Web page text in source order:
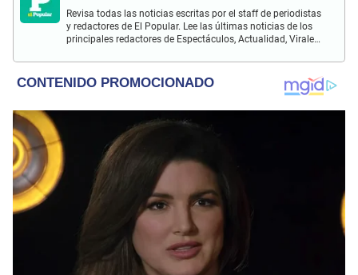
Revisa todas las noticias escritas por el staff de periodistas
y redactores de El Popular. Lee las últimas noticias de los
principales redactores de Espectáculos, Actualidad, Virales,